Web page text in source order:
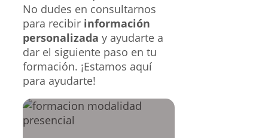
No dudes en consultarnos
para recibir información
personalizada y ayudarte a
dar el siguiente paso en tu
formación. ¡Estamos aquí
para ayudarte!